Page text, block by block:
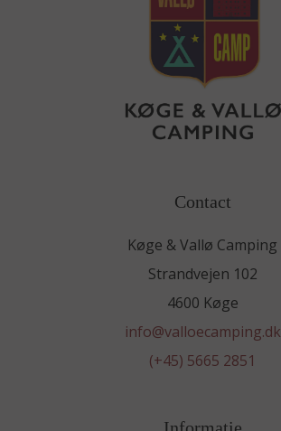
Contact
Køge & Vallø Camping
Strandvejen 102
4600 Køge
info@valloecamping.dk
(+45) 5665 2851
Informatie